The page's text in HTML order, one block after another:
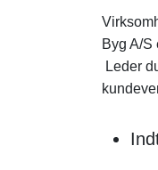
Byg A/
Leder